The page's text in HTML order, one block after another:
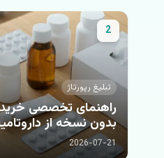
2
تبلیغ رپورتاژ
راهنمای تخصصی
بدون نسخه از
2026-07-21